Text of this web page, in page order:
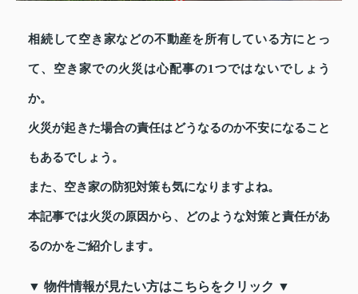
相続して空き家などの不動産を所有している方にとっ
て、空き家での火災は心配事の1つではないでしょう
か。
火災が起きた場合の責任はどうなるのか不安になること
もあるでしょう。
また、空き家の防犯対策も気になりますよね。
本記事では火災の原因から、どのような対策と責任があ
るのかをご紹介します。
▼ 物件情報が見たい方はこちらをクリック ▼